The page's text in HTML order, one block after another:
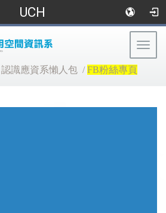
UCH
認識應資系懶人包 /FB粉絲專頁